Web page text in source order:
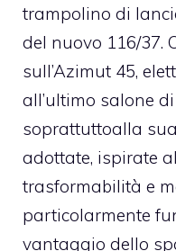
trampolino di
del nuovo 116/37.
sull’Azimut 45,
all’ultimo salone
soprattuttoalla
adottate, ispirate
trasformabilità e
particolarmente
vantaggio dello